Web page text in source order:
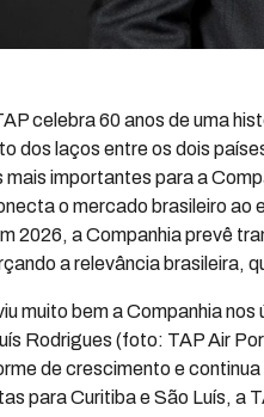
celebra 60 anos de uma
dos laços entre os dois
mais importantes para a
o mercado brasileiro ao
2026, a Companhia prevê
a relevância brasileira,
muito bem a Companhia
Rodrigues (foto: TAP Air
de crescimento e
para Curitiba e São Luís, a